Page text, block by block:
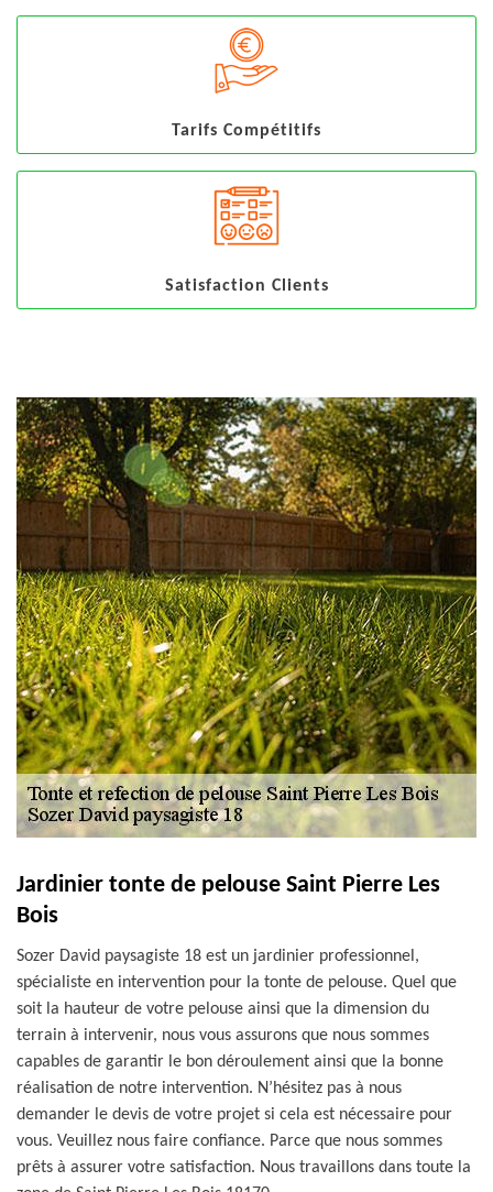
Tarifs Compétitifs
Satisfaction Clients
Jardinier tonte de pelouse Saint Pierre Les
Bois
Sozer David paysagiste 18 est un jardinier professionnel,
spécialiste en intervention pour la tonte de pelouse. Quel que
soit la hauteur de votre pelouse ainsi que la dimension du
terrain à intervenir, nous vous assurons que nous sommes
capables de garantir le bon déroulement ainsi que la bonne
réalisation de notre intervention. N’hésitez pas à nous
demander le devis de votre projet si cela est nécessaire pour
vous. Veuillez nous faire confiance. Parce que nous sommes
prêts à assurer votre satisfaction. Nous travaillons dans toute la